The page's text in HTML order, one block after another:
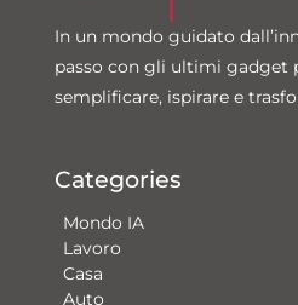
In un mondo guidato
passo con gli ultimi gadget
semplificare, ispirare e
Categories
Mondo IA
Lavoro
Casa
Auto